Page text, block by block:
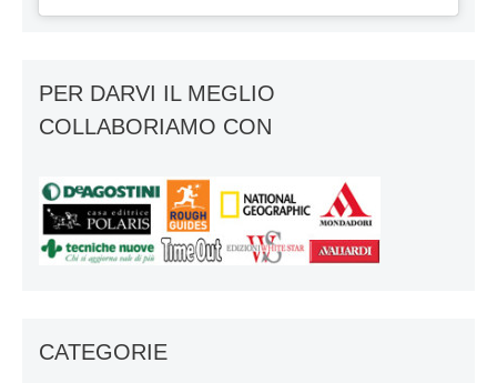
PER DARVI IL MEGLIO
COLLABORIAMO CON
CATEGORIE